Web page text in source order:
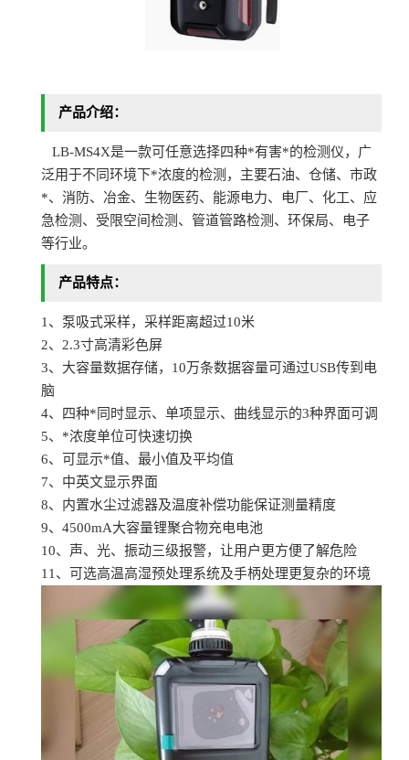
产品介绍：
LB-MS4X是一款可任意选择四种*有害*的检测仪，广
泛用于不同环境下*浓度的检测，主要石油、仓储、市政
*、消防、冶金、生物医药、能源电力、电厂、化工、应
急检测、受限空间检测、管道管路检测、环保局、电子
等行业。
产品特点：
1、泵吸式采样，采样距离超过10米
2、2.3寸高清彩色屏
3、大容量数据存储，10万条数据容量可通过USB传到电
脑
4、四种*同时显示、单项显示、曲线显示的3种界面可调
5、*浓度单位可快速切换
6、可显示*值、最小值及平均值
7、中英文显示界面
8、内置水尘过滤器及温度补偿功能保证测量精度
9、4500mA大容量锂聚合物充电电池
10、声、光、振动三级报警，让用户更方便了解危险
11、可选高温高湿预处理系统及手柄处理更复杂的环境